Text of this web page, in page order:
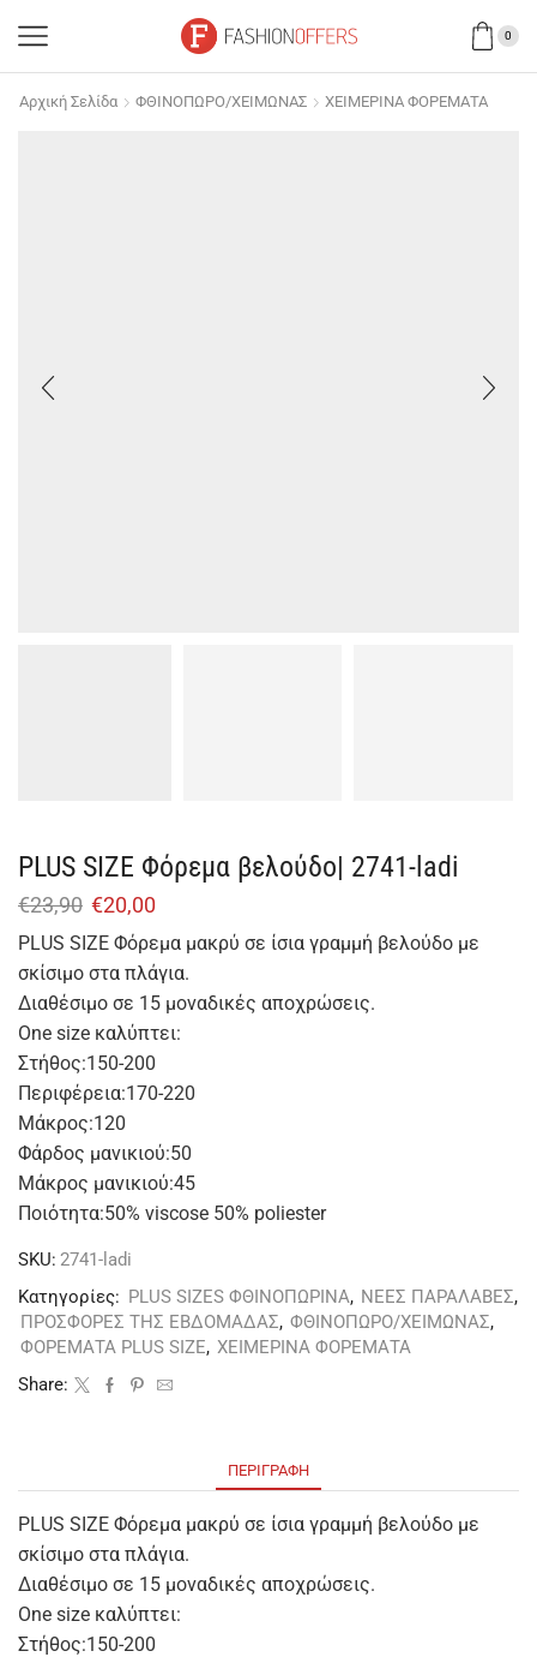
0
Αρχική Σελίδα ΦΘΙΝΟΠΩΡΟ/ΧΕΙΜΩΝΑΣ ΧΕΙΜΕΡΙΝΑ ΦΟΡΕΜΑΤΑ
PLUS SIZE Φόρεμα βελούδο| 2741-ladi
€23,90 €20,00
PLUS SIZE Φόρεμα μακρύ σε ίσια γραμμή βελούδο με
σκίσιμο στα πλάγια.
Διαθέσιμο σε 15 μοναδικές αποχρώσεις.
One size καλύπτει:
Στήθος:150-200
Περιφέρεια:170-220
Μάκρος:120
Φάρδος μανικιού:50
Μάκρος μανικιού:45
Ποιότητα:50% viscose 50% poliester
SKU: 2741-ladi
Κατηγορίες: PLUS SIZES ΦΘΙΝΟΠΩΡΙΝΑ, ΝΕΕΣ ΠΑΡΑΛΑΒΕΣ,
ΠΡΟΣΦΟΡΕΣ ΤΗΣ ΕΒΔΟΜΑΔΑΣ, ΦΘΙΝΟΠΩΡΟ/ΧΕΙΜΩΝΑΣ,
ΦΟΡΕΜΑΤΑ PLUS SIZE, ΧΕΙΜΕΡΙΝΑ ΦΟΡΕΜΑΤΑ
Share:
ΠΕΡΙΓΡΑΦΉ
PLUS SIZE Φόρεμα μακρύ σε ίσια γραμμή βελούδο με
σκίσιμο στα πλάγια.
Διαθέσιμο σε 15 μοναδικές αποχρώσεις.
One size καλύπτει:
Στήθος:150-200